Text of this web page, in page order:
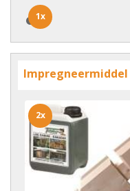
1x
1x
Impregneermiddel
2x